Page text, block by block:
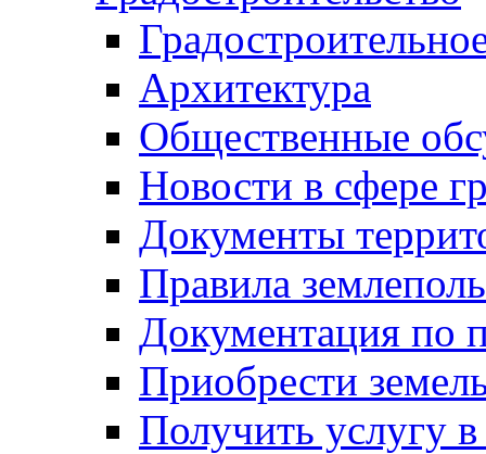
Архитектура
Общественные
Новости в сфере
Документы
Правила
Документация по
Приобрести
Получить услугу в